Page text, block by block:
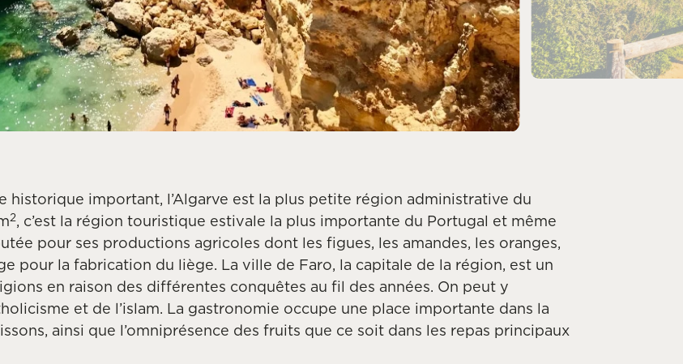
historique important, l’Algarve est la plus petite région administrative du
2, c’est la région touristique estivale la plus importante du Portugal et même
pour ses productions agricoles dont les figues, les amandes, les oranges,
pour la fabrication du liège. La ville de Faro, la capitale de la région, est un
en raison des différentes conquêtes au fil des années. On peut y
et de l’islam. La gastronomie occupe une place importante dans la
ainsi que l’omniprésence des fruits que ce soit dans les repas principaux